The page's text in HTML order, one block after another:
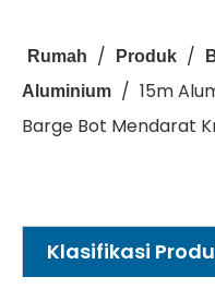
Rumah / Produk /
Aluminium / 15m
Barge Bot Mendarat
Klasifikasi